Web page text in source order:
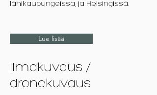
lähikaupungeissa, ja Helsingissä.
Lue lisää
Ilmakuvaus /
dronekuvaus